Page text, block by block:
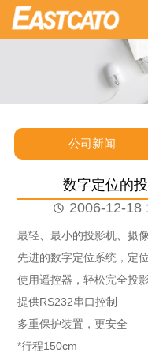
公司新闻
数字定位的
2006-12-18
最轻、最小的投影机、摄
先进的数字定位系统，定
使用遥控器，轻松完全投
提供RS232串口控制
多重保护装置，更安全
*行程150cm